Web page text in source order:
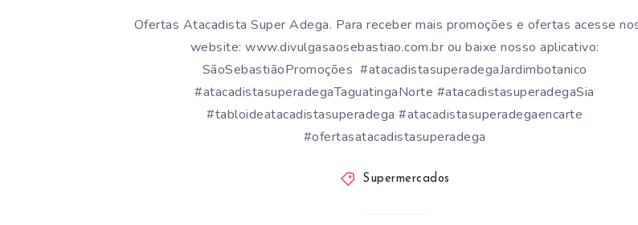
Ofertas Atacadista Super Adega. Para receber mais promoções e ofertas acesse
website: www.divulgasaosebastiao.com.br ou baixe nosso aplicativo:
SãoSebastiãoPromoções #atacadistasuperadegaJardimbotanico
#atacadistasuperadegaTaguatingaNorte #atacadistasuperadegaSia
#tabloideatacadistasuperadega #atacadistasuperadegaencarte
#ofertasatacadistasuperadega
Supermercados